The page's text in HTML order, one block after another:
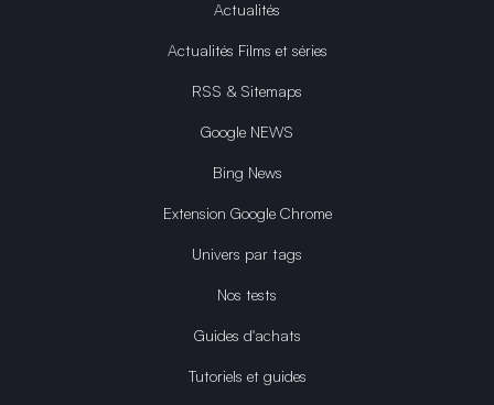
Actualités
Actualités Films et séries
RSS & Sitemaps
Google NEWS
Bing News
Extension Google Chrome
Univers par tags
Nos tests
Guides d'achats
Tutoriels et guides